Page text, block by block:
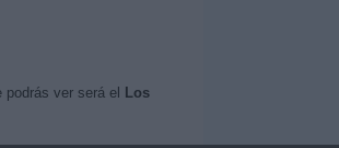
ver será el
Los